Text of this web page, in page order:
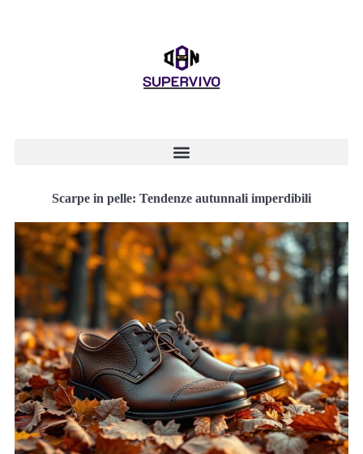
Scarpe in pelle: Tendenze autunnali imperdibili